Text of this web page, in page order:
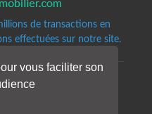
vous faciliter son
de transactions en
effectuées sur notre site.
by Estimateur-Immobilier.
gratuite et précise.